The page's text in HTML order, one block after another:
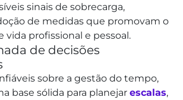
sinais de sobrecarga,
de medidas que promovam o
vida profissional e pessoal.
de decisões
sobre a gestão do tempo,
base sólida para planejar escalas,